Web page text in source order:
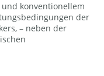
konventionellem
der
– neben der